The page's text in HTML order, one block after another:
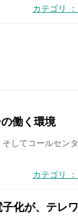
カテゴリ
働く環境
してコールセン
カテゴリ
化が、テレ